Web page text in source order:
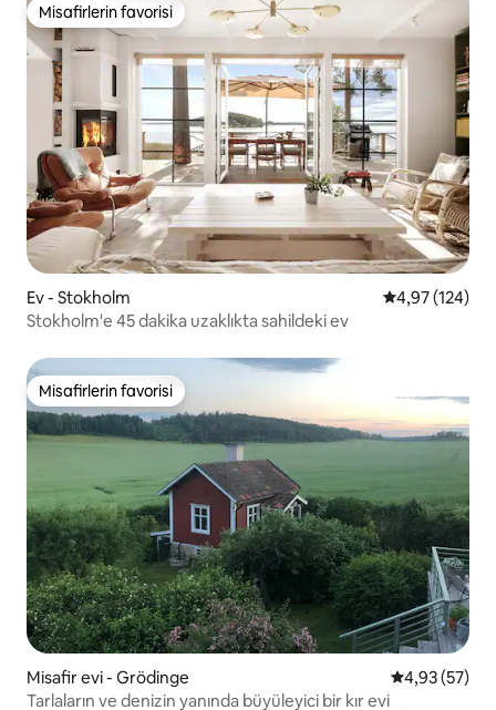
Misafirlerin favorisi
Misafirlerin favorisi
Ev - Stokholm 5 üzerinden
4,97 (124)
Stokholm'e 45 dakika uzaklıkta sahildeki ev
Misafirlerin favorisi
Misafirlerin favorisi
Misafir evi - Grödinge 5 üzerinden
4,93 (57)
Tarlaların ve denizin yanında büyüleyici bir kır evi